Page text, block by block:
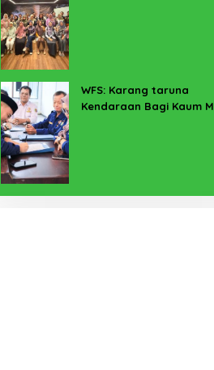
WFS: Karang taruna
Kendaraan Bagi Kaum